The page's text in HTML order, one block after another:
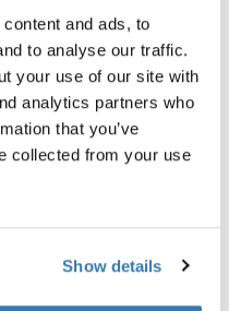
and ads, to
to analyse our traffic.
your use of our site with
analytics partners who
that you’ve
collected from your use
Show details